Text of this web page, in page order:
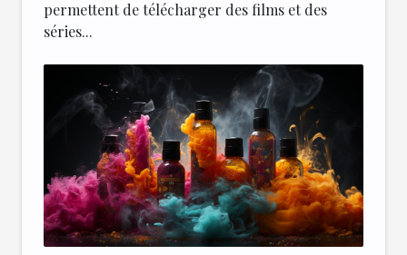
permettent de télécharger des films et des
séries...